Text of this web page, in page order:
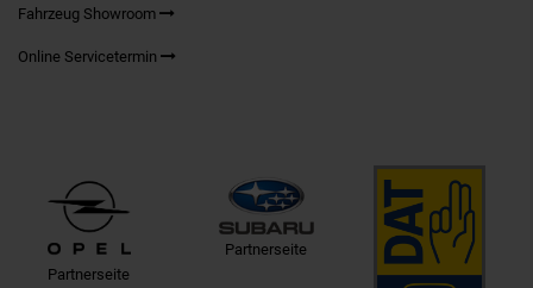
Fahrzeug Showroom
Online Servicetermin
Partnerseite
Partnerseite